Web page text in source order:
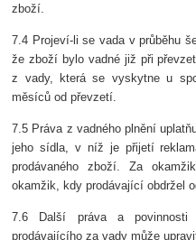
zboží.
7.4 Projeví-li se vada v průběhu
že zboží bylo vadné již při
z vady, která se vyskytne u
měsíců od převzetí.
7.5 Práva z vadného plnění
jeho sídla, v níž je přijetí
prodávaného zboží. Za
okamžik, kdy prodávající obdržel
7.6 Další práva a povinnosti
prodávajícího za vady může